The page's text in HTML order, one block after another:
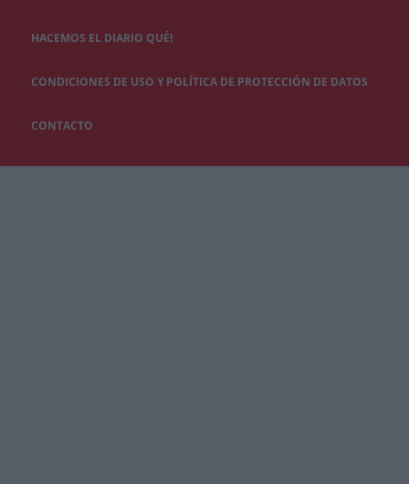
HACEMOS EL DIARIO QUÉ!
CONDICIONES DE USO Y POLÍTICA DE PROTECCIÓN DE DATOS
CONTACTO